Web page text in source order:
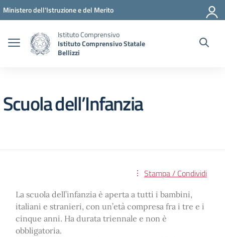
Vai ai contenuti
Vai al menu di navigazione
Vai al footer
Ministero dell'Istruzione e del Merito
Istituto Comprensivo
Istituto Comprensivo Statale
Bellizzi
Scuola dell’Infanzia
Stampa / Condividi
La scuola dell’infanzia è aperta a tutti i bambini,
italiani e stranieri, con un’età compresa fra i tre e i
cinque anni. Ha durata triennale e non è
obbligatoria.